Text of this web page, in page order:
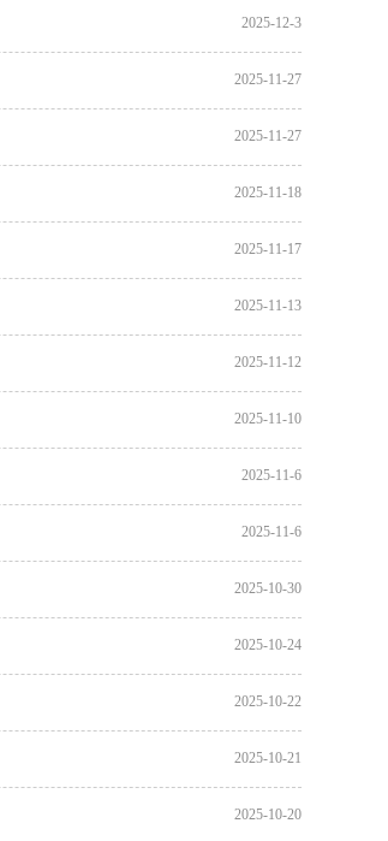
2025-12-3
2025-11-27
2025-11-27
2025-11-18
2025-11-17
2025-11-13
2025-11-12
2025-11-10
2025-11-6
2025-11-6
2025-10-30
2025-10-24
2025-10-22
2025-10-21
2025-10-20